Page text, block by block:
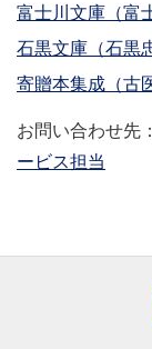
富士川文庫（富
石黒文庫（石黒
寄贈本集成（古
お問い合わせ先：
ービス担当